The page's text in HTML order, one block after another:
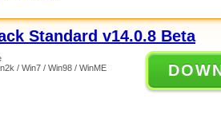
Standard v14.0.8 Beta
/ Win7 / Win98 / WinME